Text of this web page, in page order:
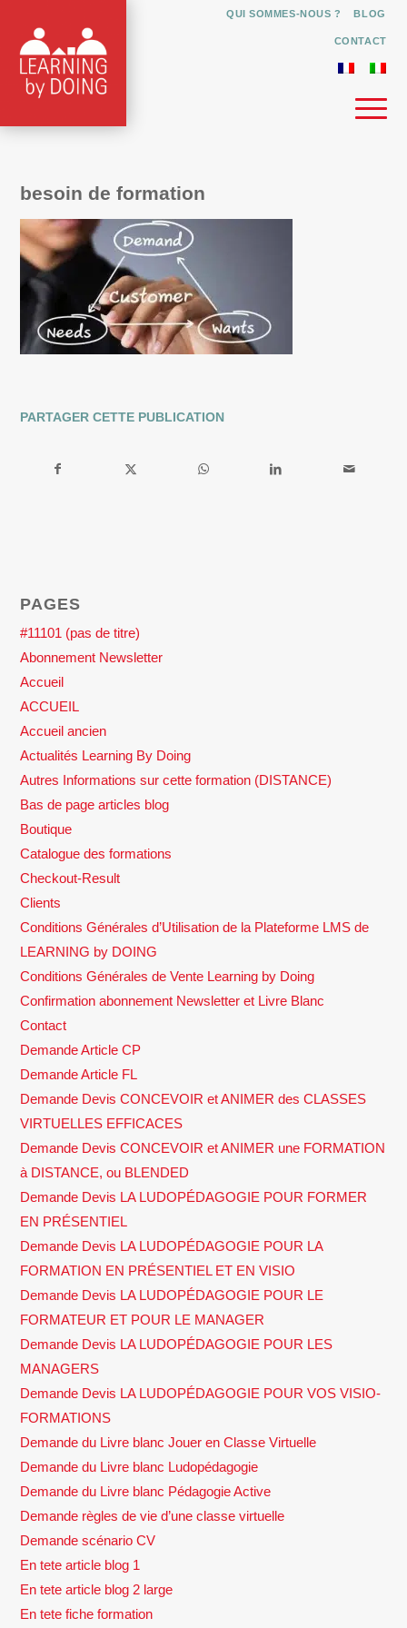
QUI SOMMES-NOUS ? BLOG
CONTACT
besoin de formation
PARTAGER CETTE PUBLICATION
PAGES
#11101 (pas de titre)
Abonnement Newsletter
Accueil
ACCUEIL
Accueil ancien
Actualités Learning By Doing
Autres Informations sur cette formation (DISTANCE)
Bas de page articles blog
Boutique
Catalogue des formations
Checkout-Result
Clients
Conditions Générales d’Utilisation de la Plateforme LMS de
LEARNING by DOING
Conditions Générales de Vente Learning by Doing
Confirmation abonnement Newsletter et Livre Blanc
Contact
Demande Article CP
Demande Article FL
Demande Devis CONCEVOIR et ANIMER des CLASSES
VIRTUELLES EFFICACES
Demande Devis CONCEVOIR et ANIMER une FORMATION
à DISTANCE, ou BLENDED
Demande Devis LA LUDOPÉDAGOGIE POUR FORMER
EN PRÉSENTIEL
Demande Devis LA LUDOPÉDAGOGIE POUR LA
FORMATION EN PRÉSENTIEL ET EN VISIO
Demande Devis LA LUDOPÉDAGOGIE POUR LE
FORMATEUR ET POUR LE MANAGER
Demande Devis LA LUDOPÉDAGOGIE POUR LES
MANAGERS
Demande Devis LA LUDOPÉDAGOGIE POUR VOS VISIO-
FORMATIONS
Demande du Livre blanc Jouer en Classe Virtuelle
Demande du Livre blanc Ludopédagogie
Demande du Livre blanc Pédagogie Active
Demande règles de vie d’une classe virtuelle
Demande scénario CV
En tete article blog 1
En tete article blog 2 large
En tete fiche formation